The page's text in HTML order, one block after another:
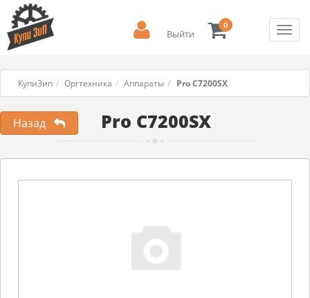
Выйти
0
КупиЗип Оргтехника Аппараты Pro C7200SX
Pro C7200SX
Назад